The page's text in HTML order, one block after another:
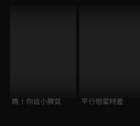
瞧！你這小脾氣 平行戀愛時差